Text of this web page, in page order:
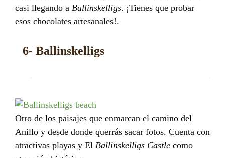
casi llegando a Ballinskelligs. ¡Tienes que probar
esos chocolates artesanales!.
6- Ballinskelligs
Otro de los paisajes que enmarcan el camino del
Anillo y desde donde querrás sacar fotos. Cuenta con
atractivas playas y El Ballinskelligs Castle como